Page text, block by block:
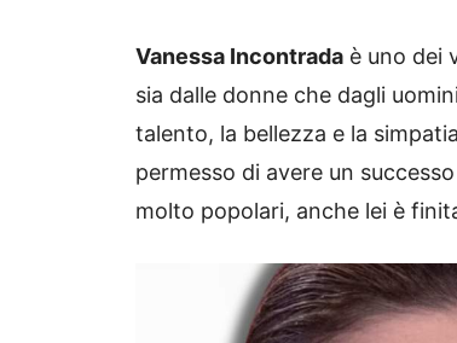
Vanessa Incontrada è uno dei
sia dalle donne che dagli
talento, la bellezza e la
permesso di avere un
molto popolari, anche lei è